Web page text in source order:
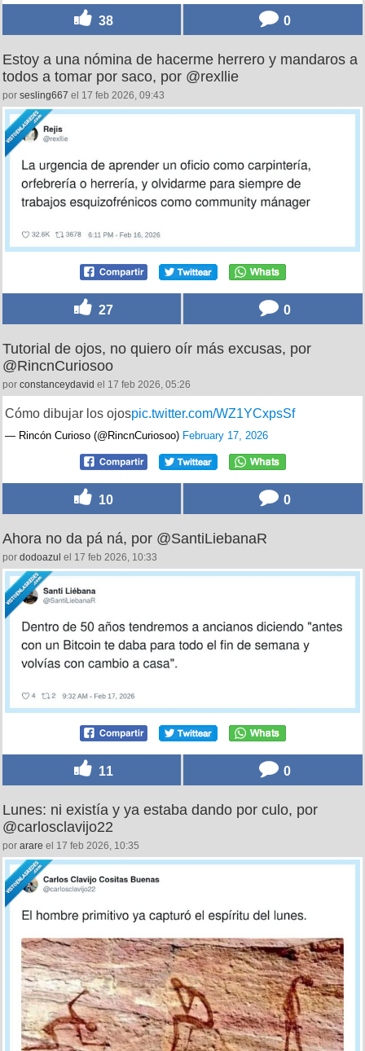
38 0
Estoy a una nómina de hacerme herrero y mandaros a
todos a tomar por saco, por @rexllie
por sesling667 el 17 feb 2026, 09:43
27 0
Tutorial de ojos, no quiero oír más excusas, por
@RincnCuriosoo
por constanceydavid el 17 feb 2026, 05:26
Cómo dibujar los ojospic.twitter.com/WZ1YCxpsSf
— Rincón Curioso (@RincnCuriosoo) February 17, 2026
10 0
Ahora no da pá ná, por @SantiLiebanaR
por dodoazul el 17 feb 2026, 10:33
11 0
Lunes: ni existía y ya estaba dando por culo, por
@carlosclavijo22
por arare el 17 feb 2026, 10:35